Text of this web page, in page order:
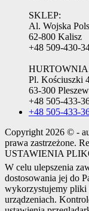
SKLEP:
Al. Wojska
62-800 Kalisz
+48 509-430-
Pl. Kościuszki
63-300 Pleszew
+48 505-433-
+48 505-433-
Copyright 2026 © -
prawa zastrzeżone.
USTAWIENIA
W celu ulepszenia
dostosowania jej do
wykorzystujemy pliki
urządzeniach.